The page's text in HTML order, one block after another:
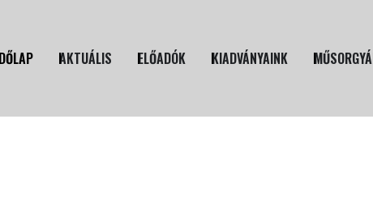
AKTUÁLIS ELŐADÓK KIADVÁNYAINK